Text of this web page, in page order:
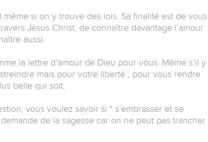
si on y trouve des lois. Sa finalité est de vous
Jésus Christ, de connaître davantage l’amour
aussi.
la lettre d’amour de Dieu pour vous. Même s’il y
mais pour votre liberté ; pour vous rendre
belle qui soit.
vous voulez savoir si " s’embrasser et se
de la sagesse car on ne peut pas trancher